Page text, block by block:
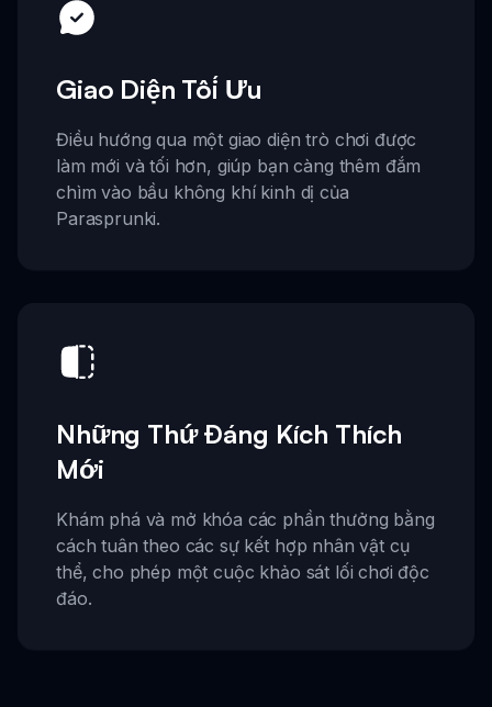
Giao Diện Tối Ưu
Điều hướng qua một giao diện trò chơi được
làm mới và tối hơn, giúp bạn càng thêm đắm
chìm vào bầu không khí kinh dị của
Parasprunki.
Những Thứ Đáng Kích Thích
Mới
Khám phá và mở khóa các phần thưởng bằng
cách tuân theo các sự kết hợp nhân vật cụ
thể, cho phép một cuộc khảo sát lối chơi độc
đáo.